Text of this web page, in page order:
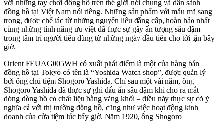
với những tay chơi đồng hồ trên thế giới nói chung và dân sành
đồng hồ tại Việt Nam nói riêng. Những sản phẩm với mẫu mã sang
trọng, được chế tác từ những nguyên liệu đẳng cấp, hoàn hảo nhất
cùng những tính năng ưu việt đã thực sự gây ấn tượng sâu đậm
trong tâm trí người tiêu dùng từ những ngày đầu tiên cho tới tận bây
giờ.
Orient FEUAG005WH có xuất phát điểm là một cửa hàng bán
đồng hồ tại Tokyo có tên là “Yoshida Watch shop”, được quản lý
bởi ông chủ tiệm Shogoro Yashida. Chỉ sau một vài năm, ông
Shogoro Yashida đã thực sự ghi dấu ấn sâu đậm khi cho ra mắt
dòng đồng hồ có chất liệu bằng vàng khối – điều này thực sự có ý
nghĩa cả với thị trường đồng hồ, cũng như việc hoạt động kinh
doanh của cửa tiệm lúc bấy giờ. Năm 1920, ông Shogoro